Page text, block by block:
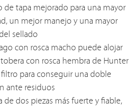
de tapa mejorado para una mayor
un mejor manejo y una mayor
sellado
con rosca macho puede alojar
con rosca hembra de Hunter
para conseguir una doble
ante residuos
de dos piezas más fuerte y fiable,